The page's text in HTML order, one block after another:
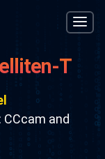
TV:
and